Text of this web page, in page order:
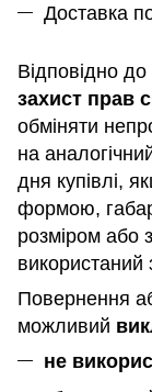
Доставка
Відповідно до
захист прав
обміняти
на
дня купівлі,
формою,
розміром або
використаний
Повернення
можливий
не